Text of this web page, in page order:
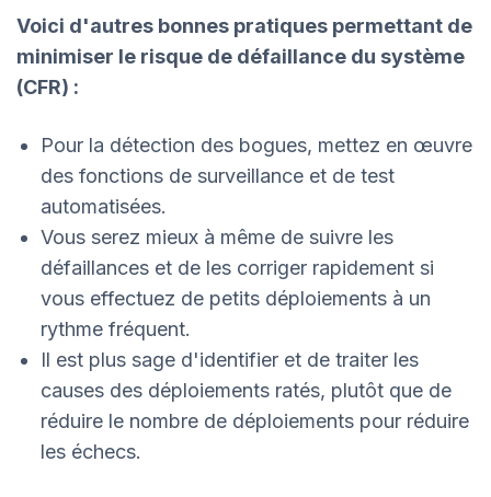
Voici d'autres bonnes pratiques permettant de
minimiser le risque de défaillance du système
(CFR) :
Pour la détection des bogues, mettez en œuvre
des fonctions de surveillance et de test
automatisées.
Vous serez mieux à même de suivre les
défaillances et de les corriger rapidement si
vous effectuez de petits déploiements à un
rythme fréquent.
Il est plus sage d'identifier et de traiter les
causes des déploiements ratés, plutôt que de
réduire le nombre de déploiements pour réduire
les échecs.